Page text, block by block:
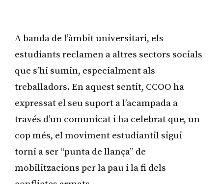
A banda de l’àmbit universitari, els
estudiants reclamen a altres sectors socials
que s’hi sumin, especialment als
treballadors. En aquest sentit, CCOO ha
expressat el seu suport a l’acampada a
través d’un comunicat i ha celebrat que, un
cop més, el moviment estudiantil sigui
torni a ser “punta de llança” de
mobilitzacions per la pau i la fi dels